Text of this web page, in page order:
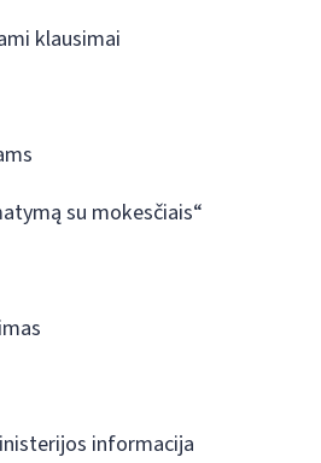
klausimai
su mokesčiais“
informacija